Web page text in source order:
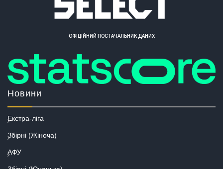
ОФІЦІЙНИЙ ПОСТАЧАЛЬНИК ДАНИХ
Новини
Екстра-ліга
Збірні (Жіноча)
АФУ